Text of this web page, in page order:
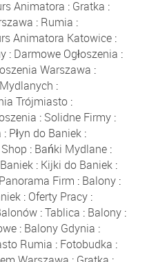
Animatora : Gratka :
: Rumia :
Animatora Katowice :
: Darmowe Ogłoszenia :
Warszawa :
:
Trójmiasto :
: Solidne Firmy :
: Płyn do Baniek:
: Bańki Mydlane :
: Kijki do Baniek :
Panorama Firm : Balony :
: Oferty Pracy:
:Tablica : Balony:
: Balony Gdynia :
Rumia : Fotobudka :